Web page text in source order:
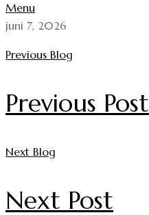
Menu
juni 7, 2026
Previous Blog
Previous Post
Next Blog
Next Post